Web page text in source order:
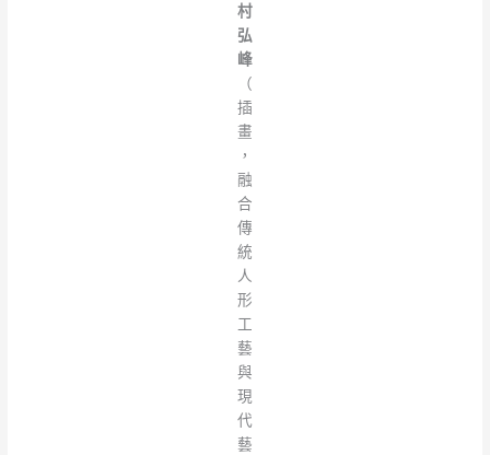
村
弘
峰
（
插
畫
，
融
合
傳
統
人
形
工
藝
與
現
代
藝